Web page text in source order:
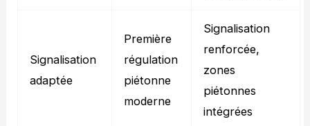
Signalisation
adaptée
Première
régulation
piétonne
moderne
Signalisation
renforcée,
zones
piétonnes
intégrées